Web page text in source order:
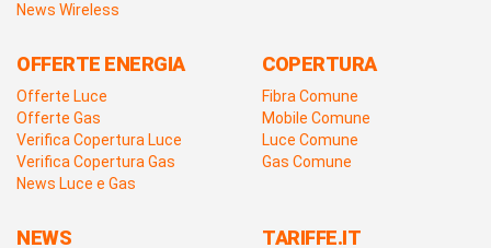
News Wireless
OFFERTE ENERGIA
Offerte Luce
Offerte Gas
Verifica Copertura Luce
Verifica Copertura Gas
News Luce e Gas
COPERTURA
Fibra Comune
Mobile Comune
Luce Comune
Gas Comune
NEWS TARIFFE.IT